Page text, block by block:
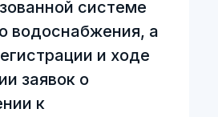
системе
водоснабжения, а
и ходе
заявок о
к